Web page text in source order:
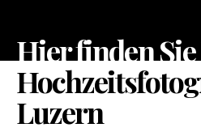
Hier finden
Luzern